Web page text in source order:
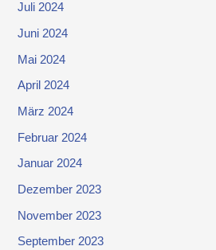
Juli 2024
Juni 2024
Mai 2024
April 2024
März 2024
Februar 2024
Januar 2024
Dezember 2023
November 2023
September 2023